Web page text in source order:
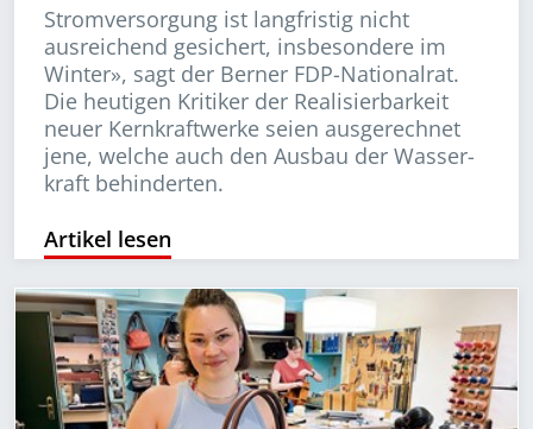
Stromversorgung ist langfristig nicht
ausreichend gesichert, insbesondere im
Winter», sagt der Berner FDP-Nationalrat.
Die heutigen Kritiker der Realisierbarkeit
neuer Kernkraftwerke seien ausgerechnet
jene, welche auch den Ausbau der Was­ser­
kraft behinderten.
Artikel lesen